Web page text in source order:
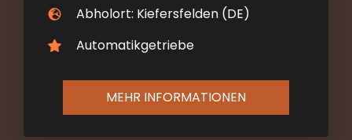
Abholort: Kiefersfelden (DE)
Automatikgetriebe
MEHR INFORMATIONEN